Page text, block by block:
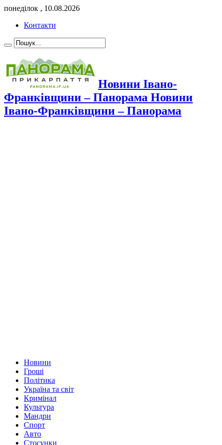
понеділок , 10.08.2026
Контакти
Новини Івано-
Франківщини – Панорама Новини
Івано-Франківщини – Панорама
Новини
Гроші
Політика
Україна та світ
Кримінал
Культура
Мандри
Спорт
Авто
Стосунки